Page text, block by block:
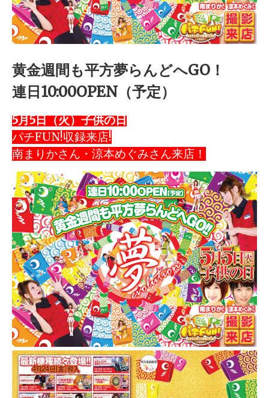
黄金週間も平方夢らんどへGO！
連日10:00OPEN（予定）
5月5日（火）子供の日
パチFUN!収録来店!
南まりかさん・涼本めぐみさん来店！